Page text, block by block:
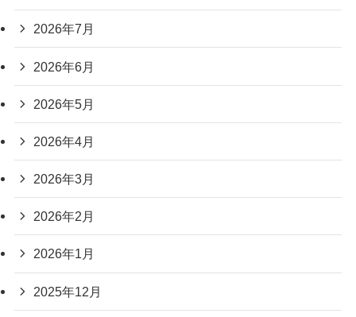
2026年7月
2026年6月
2026年5月
2026年4月
2026年3月
2026年2月
2026年1月
2025年12月